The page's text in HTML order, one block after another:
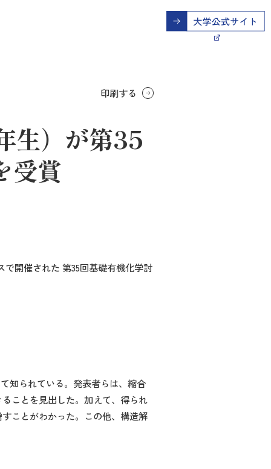
印刷する
生）が第35
受賞
で開催された 第35回基礎有機化学討
知られている。発表者らは、縮合
ことを見出した。加えて、得られ
ことがわかった。この他、構造解